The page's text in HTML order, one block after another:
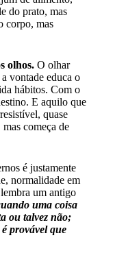
do prato, mas
corpo, mas
olhos. O olhar
vontade educa o
hábitos. Com o
E aquilo que
quase
começa de
é justamente
normalidade em
um antigo
uma coisa
ou talvez não;
provável que